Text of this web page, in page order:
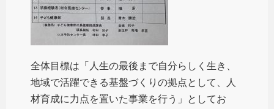
全体目標は「人生の最後まで自分らしく生き、
地域で活躍できる基盤づくりの拠点として、人
材育成に力点を置いた事業を行う」としてお